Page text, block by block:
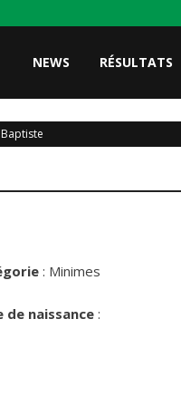
NEWS RÉSULTATS
: Minimes
de naissance :